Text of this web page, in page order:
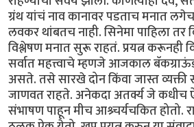
ग्रंथ यांचं नाव कानावर पडताच मनात
लवकर थांबतच नाही. सिनेमा पाहिला
विश्लेषण मनात सुरू राहतं. प्रयत्न करूनही
सर्वात महत्त्वाचे म्हणजे आजकाल
असते. तसे सारखे दोन किंवा जास्त
जाणवत राहते. अनेकदा अतर्क्य जे
संभाषण पाहून मीच आश्र्चर्यचकित होतो.